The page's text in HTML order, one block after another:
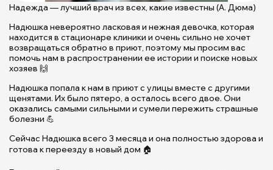
улицы
другими
Их
а
осталось
|
Надежда — лучший врач из всех, какие известны (А. Дюма)
Надюшка невероятно ласковая и нежная девочка, которая
находится в стационаре клиники и очень сильно не хочет
возвращаться обратно в приют, поэтому мы просим вас
помочь нам в распространении ее истории и поиске новых
хозяев 🙌
Надюшка попала к нам в приют с улицы вместе с другими
щенятами. Их было пятеро, а осталось всего двое. Они
оказались самыми сильными и сумели пережить страшные
болезни 💪
Сейчас Надюшка всего 3 месяца и она полностью здорова и
готова к переезду в новый дом 🏠